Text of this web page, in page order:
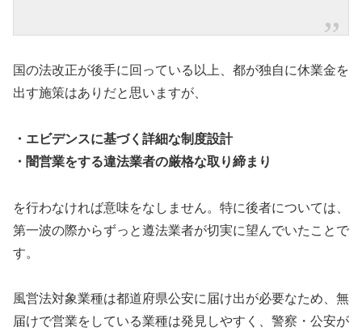
国の法改正が後手に回っている以上、都が独自に休業金を
出す施策はありだと思いますが、
・エビデンスに基づく詳細な制度設計
・闇営業をする違法業者の厳格な取り締まり
を行わなければ意味をなしません。特に後者については、
第一波の際からずっと遵法業者が切実に望んでいたことで
す。
風営法対象業種は都道府県公安に届け出が必要なため、無
届けで営業をしている業種は発見しやすく、警察・公安が